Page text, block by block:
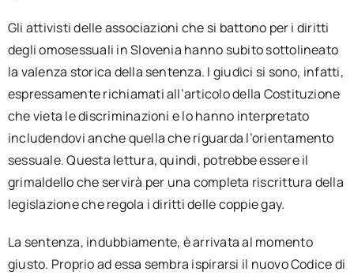
Gli attivisti delle associazioni che si battono per i diritti
degli omosessuali in Slovenia hanno subito sottolineato
la valenza storica della sentenza. I giudici si sono, infatti,
espressamente richiamati all’articolo della Costituzione
che vieta le discriminazioni e lo hanno interpretato
includendovi anche quella che riguarda l’orientamento
sessuale. Questa lettura, quindi, potrebbe essere il
grimaldello che servirà per una completa riscrittura della
legislazione che regola i diritti delle coppie gay.
La sentenza, indubbiamente, è arrivata al momento
giusto. Proprio ad essa sembra ispirarsi il nuovo Codice di